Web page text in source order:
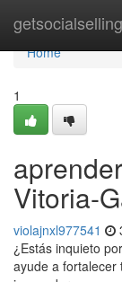
getsocialselling
Home
Home
1
Vitoria-
violajnxl977541
¿Estás inquieto
ayude a fortalecer